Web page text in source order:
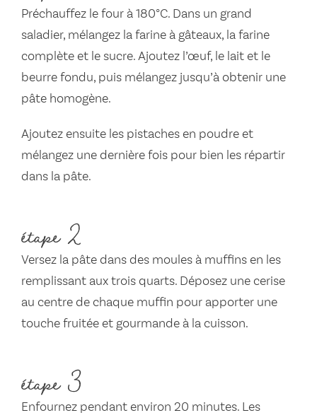
Préchauffez le four à 180°C. Dans un grand
saladier, mélangez la farine à gâteaux, la farine
complète et le sucre. Ajoutez l’œuf, le lait et le
beurre fondu, puis mélangez jusqu’à obtenir une
pâte homogène.
Ajoutez ensuite les pistaches en poudre et
mélangez une dernière fois pour bien les répartir
dans la pâte.
étape 2
Versez la pâte dans des moules à muffins en les
remplissant aux trois quarts. Déposez une cerise
au centre de chaque muffin pour apporter une
touche fruitée et gourmande à la cuisson.
étape 3
Enfournez pendant environ 20 minutes. Les